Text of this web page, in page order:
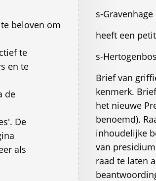
beloven om
te
en te
de
De
als
s-Gravenhage
heeft een
s-
Brief van
kenmerk.
het nieuwe
benoemd).
inhoudelijke
van
raad te laten